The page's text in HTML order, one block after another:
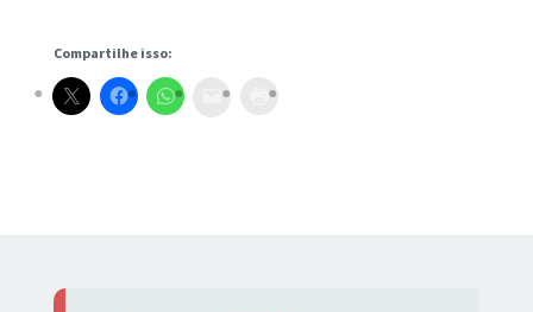
Compartilhe isso: